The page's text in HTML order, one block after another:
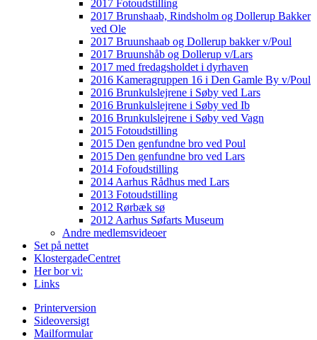
2017 Fotoudstilling
2017 Brunshaab, Rindsholm og Dollerup Bakker
ved Ole
2017 Bruunshaab og Dollerup bakker v/Poul
2017 Bruunshåb og Dollerup v/Lars
2017 med fredagsholdet i dyrhaven
2016 Kameragruppen 16 i Den Gamle By v/Poul
2016 Brunkulslejrene i Søby ved Lars
2016 Brunkulslejrene i Søby ved Ib
2016 Brunkulslejrene i Søby ved Vagn
2015 Fotoudstilling
2015 Den genfundne bro ved Poul
2015 Den genfundne bro ved Lars
2014 Fofoudstilling
2014 Aarhus Rådhus med Lars
2013 Fotoudstilling
2012 Rørbæk sø
2012 Aarhus Søfarts Museum
Andre medlemsvideoer
Set på nettet
KlostergadeCentret
Her bor vi:
Links
Printerversion
Sideoversigt
Mailformular